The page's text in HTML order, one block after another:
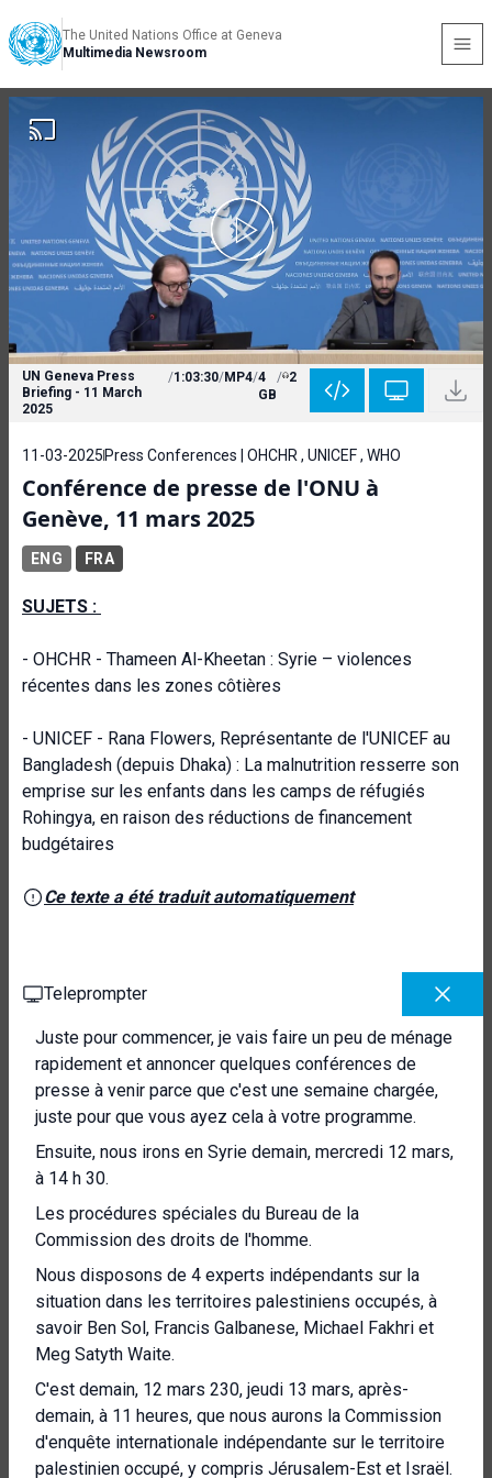
The United Nations Office at Geneva
Multimedia Newsroom
UN Geneva Press
Briefing - 11 March
2025
/1:03:30/MP4/4
GB
/ 2
11-03-2025 Press Conferences | OHCHR , UNICEF , WHO
Conférence de presse de l'ONU à
Genève, 11 mars 2025
ENG FRA
SUJETS :
- OHCHR - Thameen Al-Kheetan : Syrie – violences
récentes dans les zones côtières
- UNICEF - Rana Flowers, Représentante de l'UNICEF au
Bangladesh (depuis Dhaka) : La malnutrition resserre son
emprise sur les enfants dans les camps de réfugiés
Rohingya, en raison des réductions de financement
budgétaires
Ce texte a été traduit automatiquement
Teleprompter
Juste pour commencer, je vais faire un peu de ménage
rapidement et annoncer quelques conférences de
presse à venir parce que c'est une semaine chargée,
juste pour que vous ayez cela à votre programme.
Ensuite, nous irons en Syrie demain, mercredi 12 mars,
à 14 h 30.
Les procédures spéciales du Bureau de la
Commission des droits de l'homme.
Nous disposons de 4 experts indépendants sur la
situation dans les territoires palestiniens occupés, à
savoir Ben Sol, Francis Galbanese, Michael Fakhri et
Meg Satyth Waite.
C'est demain, 12 mars 230, jeudi 13 mars, après-
demain, à 11 heures, que nous aurons la Commission
d'enquête internationale indépendante sur le territoire
palestinien occupé, y compris Jérusalem-Est et Israël.